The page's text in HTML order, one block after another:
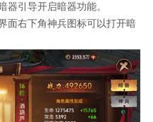
器引导开启暗器功能。
面右下角神兵图标可以打开暗